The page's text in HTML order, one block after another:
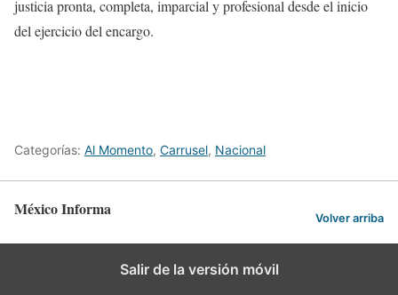
justicia pronta, completa, imparcial y profesional desde el inicio
del ejercicio del encargo.
Categorías: Al Momento, Carrusel, Nacional
México Informa Volver arriba
Salir de la versión móvil